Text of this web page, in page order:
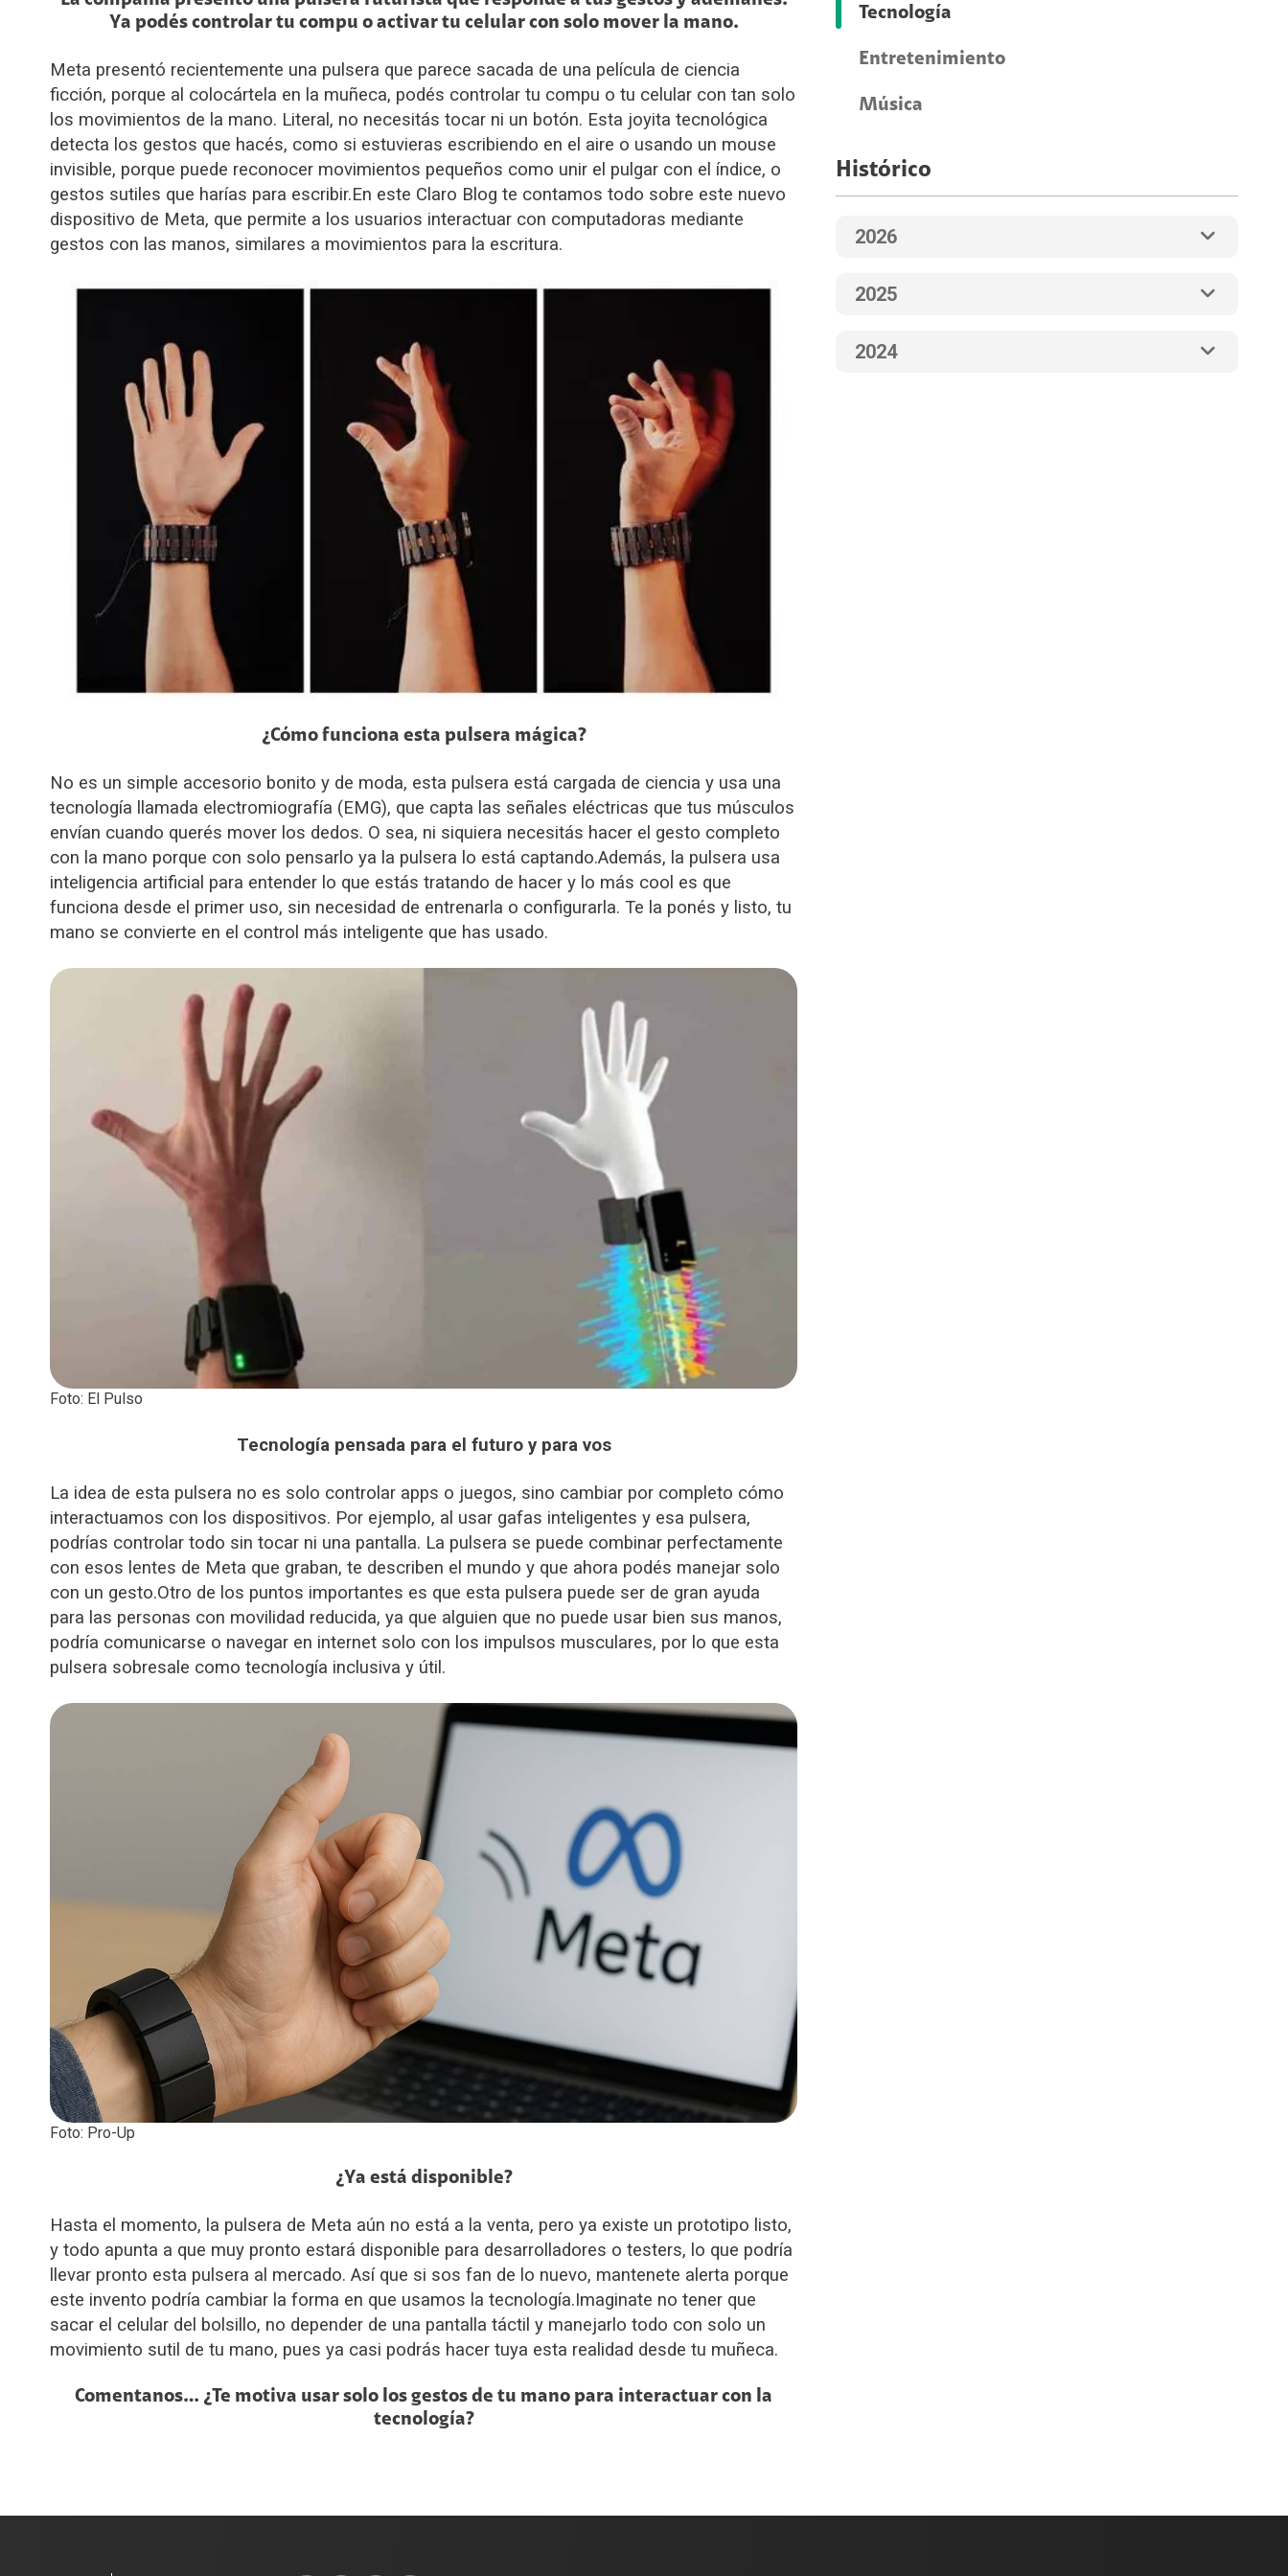
Ya podés controlar tu compu o activar tu celular con solo mover la mano.
Meta presentó recientemente una pulsera que parece sacada de una película de ciencia
ficción, porque al colocártela en la muñeca, podés controlar tu compu o tu celular con tan solo
los movimientos de la mano. Literal, no necesitás tocar ni un botón. Esta joyita tecnológica
detecta los gestos que hacés, como si estuvieras escribiendo en el aire o usando un mouse
invisible, porque puede reconocer movimientos pequeños como unir el pulgar con el índice, o
gestos sutiles que harías para escribir.En este Claro Blog te contamos todo sobre este nuevo
dispositivo de Meta, que permite a los usuarios interactuar con computadoras mediante
gestos con las manos, similares a movimientos para la escritura.
¿Cómo funciona esta pulsera mágica?
No es un simple accesorio bonito y de moda, esta pulsera está cargada de ciencia y usa una
tecnología llamada electromiografía (EMG), que capta las señales eléctricas que tus músculos
envían cuando querés mover los dedos. O sea, ni siquiera necesitás hacer el gesto completo
con la mano porque con solo pensarlo ya la pulsera lo está captando.Además, la pulsera usa
inteligencia artificial para entender lo que estás tratando de hacer y lo más cool es que
funciona desde el primer uso, sin necesidad de entrenarla o configurarla. Te la ponés y listo, tu
mano se convierte en el control más inteligente que has usado.
Foto: El Pulso
Tecnología pensada para el futuro y para vos
La idea de esta pulsera no es solo controlar apps o juegos, sino cambiar por completo cómo
interactuamos con los dispositivos. Por ejemplo, al usar gafas inteligentes y esa pulsera,
podrías controlar todo sin tocar ni una pantalla. La pulsera se puede combinar perfectamente
con esos lentes de Meta que graban, te describen el mundo y que ahora podés manejar solo
con un gesto.Otro de los puntos importantes es que esta pulsera puede ser de gran ayuda
para las personas con movilidad reducida, ya que alguien que no puede usar bien sus manos,
podría comunicarse o navegar en internet solo con los impulsos musculares, por lo que esta
pulsera sobresale como tecnología inclusiva y útil.
Foto: Pro-Up
¿Ya está disponible?
Hasta el momento, la pulsera de Meta aún no está a la venta, pero ya existe un prototipo listo,
y todo apunta a que muy pronto estará disponible para desarrolladores o testers, lo que podría
llevar pronto esta pulsera al mercado. Así que si sos fan de lo nuevo, mantenete alerta porque
este invento podría cambiar la forma en que usamos la tecnología.Imaginate no tener que
sacar el celular del bolsillo, no depender de una pantalla táctil y manejarlo todo con solo un
movimiento sutil de tu mano, pues ya casi podrás hacer tuya esta realidad desde tu muñeca.
Comentanos… ¿Te motiva usar solo los gestos de tu mano para interactuar con la
tecnología?
Tecnología
Entretenimiento
Música
Histórico
2026
2025
2024